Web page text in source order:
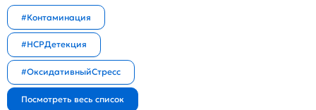
#Контаминация
#HCPДетекция
#ОксидативныйСтресс